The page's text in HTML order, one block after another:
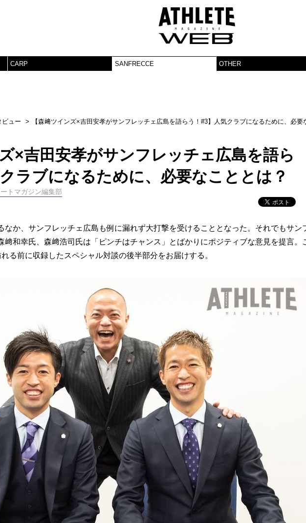
CARP SANFRECCE OTHER
ビュー
【森﨑ツインズ×吉田安孝がサンフレッチェ広島を語らう！#3】人気クラブになるために、必要
×吉田安孝がサンフレッチェ広島を語ら
ラブになるために、必要なこととは？
トマガジン編集部
か、サンフレッチェ広島も例に漏れず大打撃を受けることとなった。それでもサン
﨑和幸氏、森﨑浩司氏は「ピンチはチャンス」とばかりにポジティブな意見を提言。
る前に収録したスペシャル対談の後半部分をお届けする。